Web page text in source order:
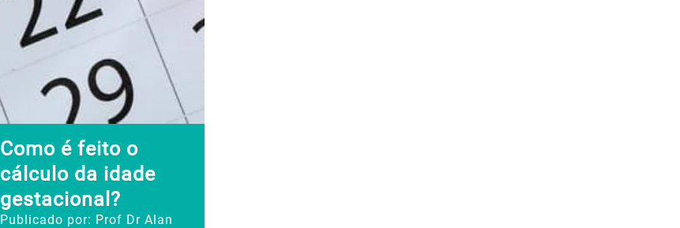
Como é feito o
cálculo da idade
gestacional?
Publicado por: Prof Dr Alan